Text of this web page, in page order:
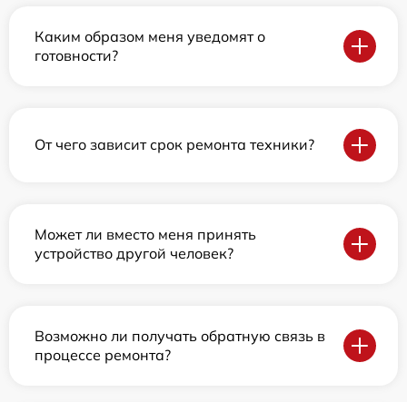
Каким образом меня уведомят о
готовности?
От чего зависит срок ремонта техники?
Может ли вместо меня принять
устройство другой человек?
Возможно ли получать обратную связь в
процессе ремонта?